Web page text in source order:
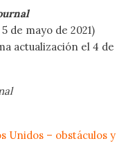
de mayo de 2021)
actualización el 4 de
Unidos – obstáculos y